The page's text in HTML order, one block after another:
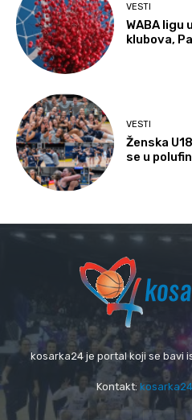
VESTI
WABA ligu
klubova,
VESTI
Ženska
se u
kosarka24 je portal koji se bavi
Kontakt: